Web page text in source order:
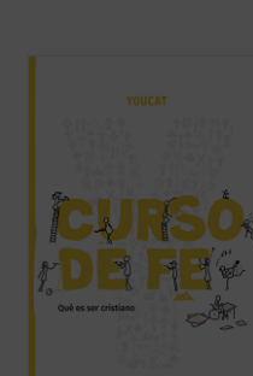
capítulos e invita a reflexionar y dialogar